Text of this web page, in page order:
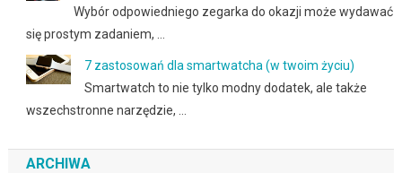
Wybór odpowiedniego zegarka do okazji może wydawać
się prostym zadaniem, …
7 zastosowań dla smartwatcha (w twoim życiu)
Smartwatch to nie tylko modny dodatek, ale także
wszechstronne narzędzie, …
ARCHIWA